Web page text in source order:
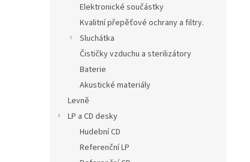
Elektronické součástky
Kvalitní přepěťové ochrany a filtry.
Sluchátka
Čističky vzduchu a sterilizátory
Baterie
Akustické materiály
Levně
LP a CD desky
Hudební CD
Referenční LP